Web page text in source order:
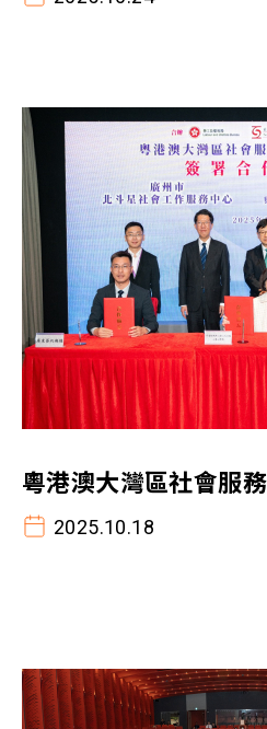
粵港澳大灣區社會服
2025.10.18